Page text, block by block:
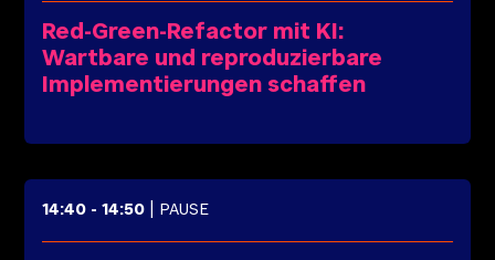
Red-Green-Refactor mit KI:
Wartbare und reproduzierbare
Implementierungen schaffen
14:40 -14:50 | PAUSE